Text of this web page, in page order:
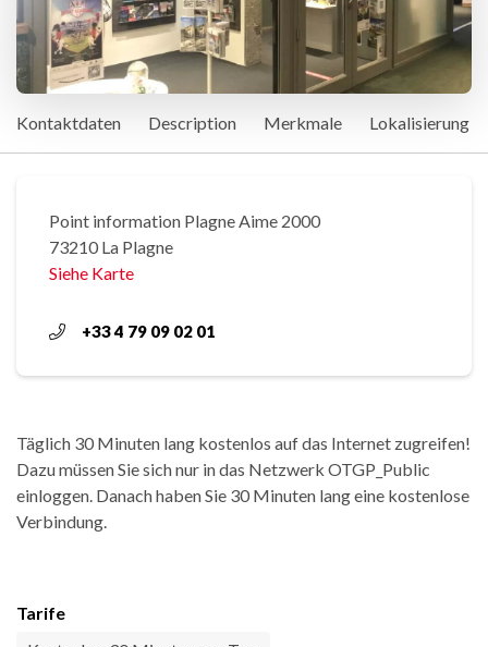
Kontaktdaten Description Merkmale Lokalisierung
Point information Plagne Aime 2000
73210 La Plagne
Siehe Karte
+33 4 79 09 02 01
Täglich 30 Minuten lang kostenlos auf das Internet zugreifen!
Dazu müssen Sie sich nur in das Netzwerk OTGP_Public
einloggen. Danach haben Sie 30 Minuten lang eine kostenlose
Verbindung.
Tarife